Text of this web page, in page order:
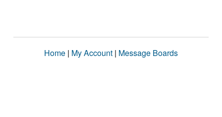
Home | My Account | Message Boards